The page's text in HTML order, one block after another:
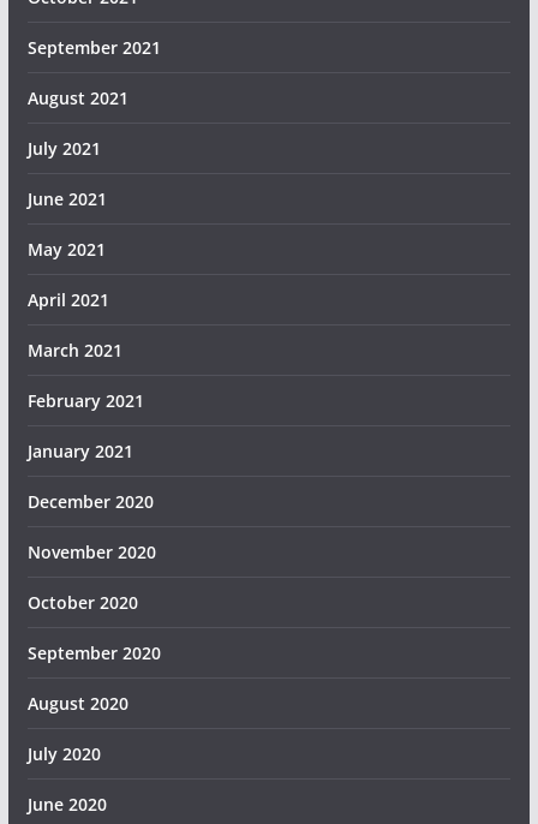
September 2021
August 2021
July 2021
June 2021
May 2021
April 2021
March 2021
February 2021
January 2021
December 2020
November 2020
October 2020
September 2020
August 2020
July 2020
June 2020